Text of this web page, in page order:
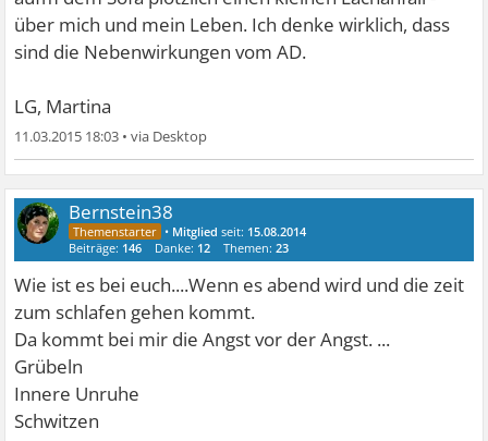
über mich und mein Leben. Ich denke wirklich, dass
sind die Nebenwirkungen vom AD.
LG, Martina
11.03.2015 18:03 •
Bernstein38
• Mitglied seit: 15.08.2014
Beiträge: 146 Danke: 12 Themen:23
Wie ist es bei euch....Wenn es abend wird und die zeit
zum schlafen gehen kommt.
Da kommt bei mir die Angst vor der Angst. ...
Grübeln
Innere Unruhe
Schwitzen